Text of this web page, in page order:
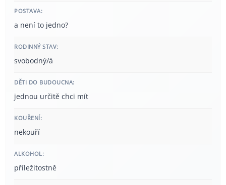
POSTAVA:
a není to jedno?
RODINNÝ STAV:
svobodný/á
DĚTI DO BUDOUCNA:
jednou určitě chci mít
KOUŘENÍ:
nekouří
ALKOHOL:
příležitostně